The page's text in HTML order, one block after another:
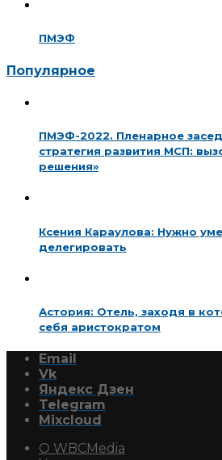
ПМЭФ
Популярное
ПМЭФ-2022. Пленарное
стратегия развития МСП:
решения»
Ксения Караулова: Нужно
делегировать
Астория: Отель, заходя в
себя аристократом
Email
Vk
Яндекс Дзен
Telegram
Mixcloud
О WBCMedia